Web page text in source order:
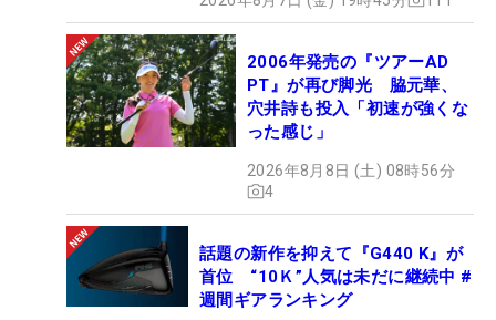
2006年発売の『ツアーAD
PT』が再び脚光 脇元華、
穴井詩も投入「初速が強くな
った感じ」
2026年8月8日 (土) 08時56分
4
話題の新作を抑えて『G440 K』が
首位 “10Ｋ”人気は未だに継続中 #
週間ギアランキング